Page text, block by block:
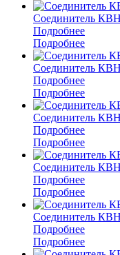
Соединитель
Подробнее
Подробнее
Соединитель
Подробнее
Подробнее
Соединитель
Подробнее
Подробнее
Соединитель
Подробнее
Подробнее
Соединитель
Подробнее
Подробнее